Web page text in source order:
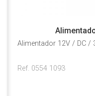
Alimentador 12V / DC /
Ref. 0554 1093